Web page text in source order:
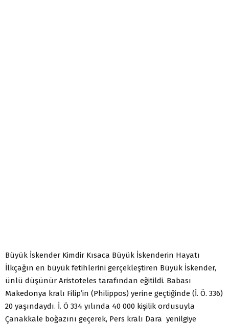
Büyük İskender Kimdir Kısaca Büyük İskenderin Hayatı
İlkçağın en büyük fetihlerini gerçekleştiren Büyük İskender,
ünlü düşünür Aristoteles tarafından eğitildi. Babası
Makedonya kralı Filip’in (Philippos) yerine geçtiğinde (İ. Ö. 336)
20 yaşındaydı. İ. Ö 334 yılında 40 000 kişilik ordusuyla
Çanakkale boğazını geçerek, Pers kralı Dara yenilgiye